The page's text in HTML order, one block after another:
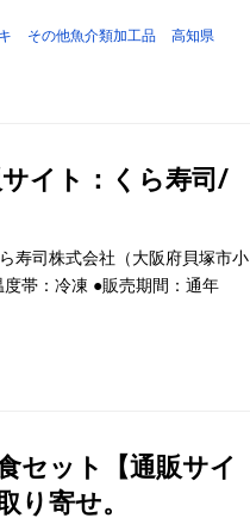
その他魚介類加工品 高知県
イト：くら寿司/
寿司株式会社（大阪府貝塚市小
帯：冷凍 ●販売期間：通年
セット【通販サイ
り寄せ。